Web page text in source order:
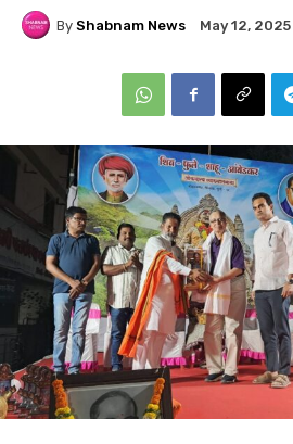
By Shabnam News May 12, 2025